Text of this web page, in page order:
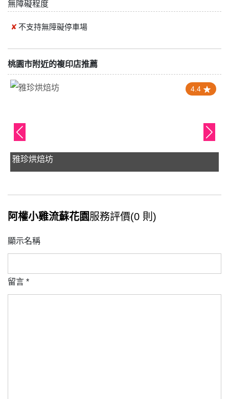
無障礙程度
不支持無障礙停車場
桃園市附近的複印店推薦
4.4
雅珍烘焙坊
阿權小雞流蘇花園服務評價(0 則)
顯示名稱
留言 *